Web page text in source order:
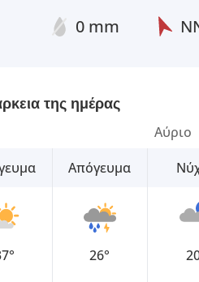
0 mm
της ημέρας
Απόγευμα
26°
Αύριο